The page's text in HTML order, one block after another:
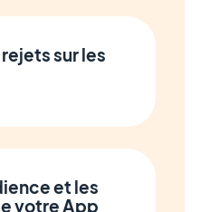
sur les
et les
votre App